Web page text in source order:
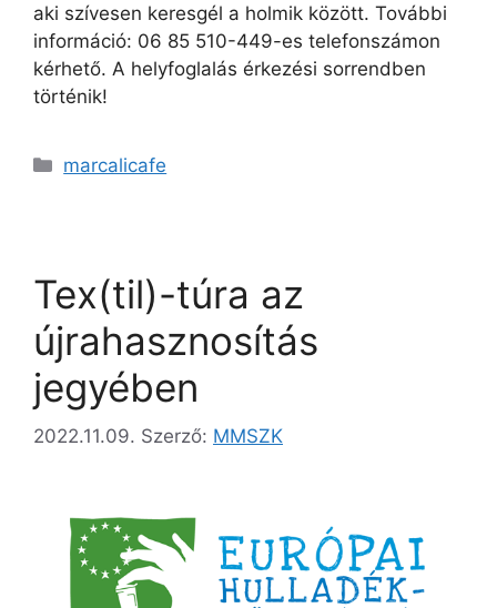
aki szívesen keresgél a holmik között. További
információ: 06 85 510-449-es telefonszámon
kérhető. A helyfoglalás érkezési sorrendben
történik!
marcalicafe
Tex(til)-túra az
újrahasznosítás
jegyében
2022.11.09. Szerző: MMSZK